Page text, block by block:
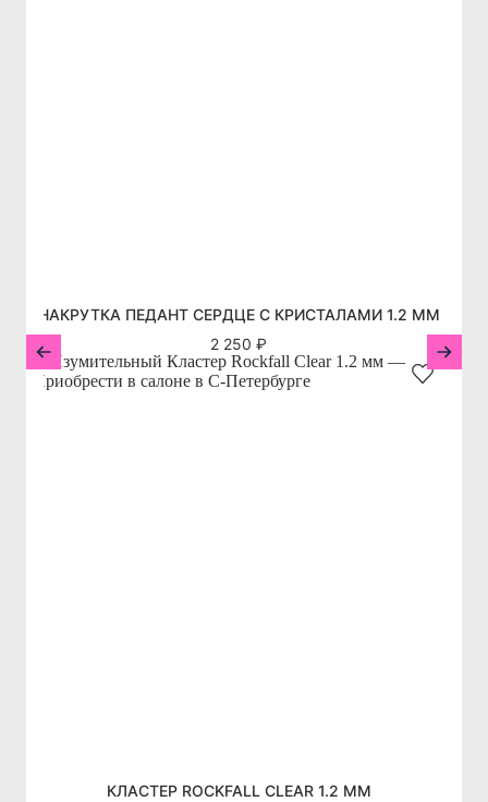
НАКРУТКА ПЕДАНТ СЕРДЦЕ С КРИСТАЛАМИ 1.2 ММ
2 250 ₽
КЛАСТЕР ROCKFALL CLEAR 1.2 ММ